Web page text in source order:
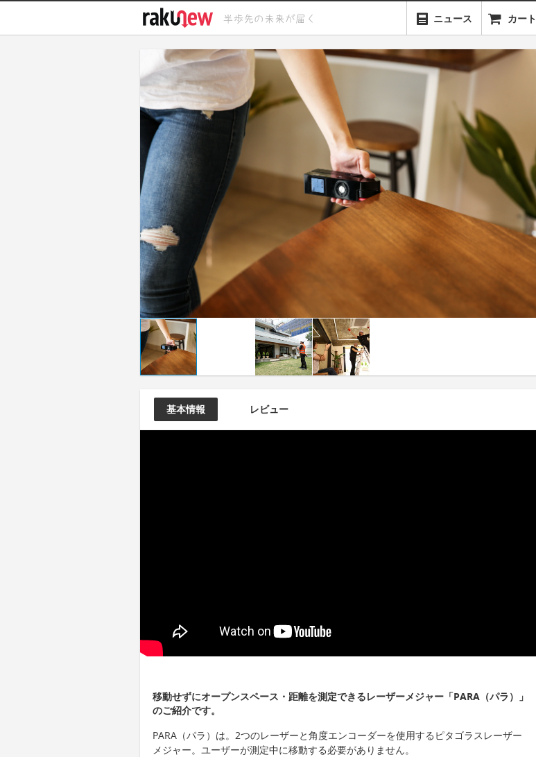
ニュース カート
基本情報 レビュー
移動せずにオープンスペース・距離を測定できるレーザーメジャー「PARA（パラ）」
のご紹介です。
PARA（パラ）は。2つのレーザーと角度エンコーダーを使用するピタゴラスレーザー
メジャー。ユーザーが測定中に移動する必要がありません。